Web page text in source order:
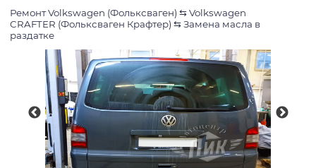
Ремонт Volkswagen (Фольксваген) ⇆ Volkswagen
CRAFTER (Фольксваген Крафтер) ⇆ Замена масла в
раздатке